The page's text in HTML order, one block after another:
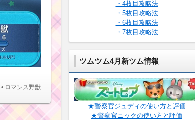
• ロマンス野獣
・4枚目攻略法
・5枚目攻略法
・6枚目攻略法
・7枚目攻略法
ツムツム4月新ツム情報
★警察官ジュディの使い方と評価
★警察官ニックの使い方と評価